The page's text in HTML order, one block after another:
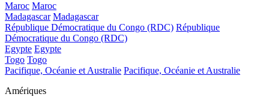
Maroc Maroc
Madagascar Madagascar
République Démocratique du Congo (RDC) République
Démocratique du Congo (RDC)
Egypte Egypte
Togo Togo
Pacifique, Océanie et Australie Pacifique, Océanie et Australie
Amériques